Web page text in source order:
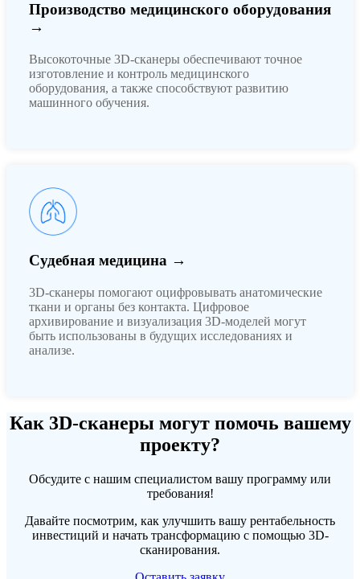
Производство медицинского оборудования
→
Высокоточные 3D-сканеры обеспечивают точное
изготовление и контроль медицинского
оборудования, а также способствуют развитию
машинного обучения.
Судебная медицина →
3D-сканеры помогают оцифровывать анатомические
ткани и органы без контакта. Цифровое
архивирование и визуализация 3D-моделей могут
быть использованы в будущих исследованиях и
анализе.
Как 3D-сканеры могут помочь вашему
проекту?
Обсудите с нашим специалистом вашу программу или
требования!
Давайте посмотрим, как улучшить вашу рентабельность
инвестиций и начать трансформацию с помощью 3D-
сканирования.